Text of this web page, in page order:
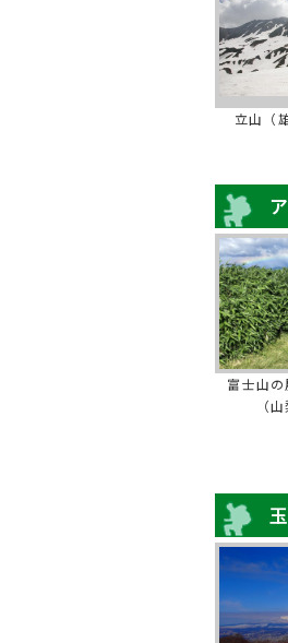
立山（
富士山
（